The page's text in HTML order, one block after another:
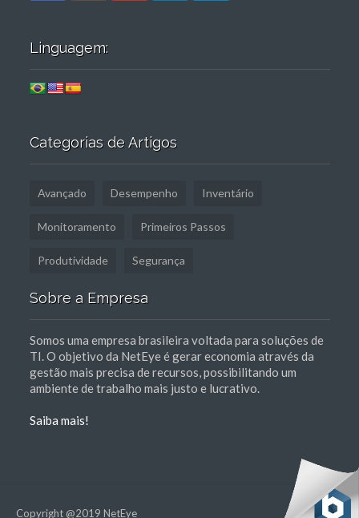
Linguagem:
Categorias de Artigos
Avançado Desempenho Inventário
Monitoramento Primeiros Passos
Produtividade Segurança
Sobre a Empresa
Somos uma empresa brasileira voltada para soluções de
TI. O objetivo da NetEye é gerar economia através da
gestão mais precisa de recursos, possibilitando um
ambiente de trabalho mais justo e lucrativo.
Saiba mais!
Copyright @2019 NetEye